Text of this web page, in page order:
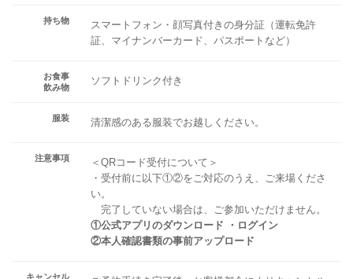
持ち物
スマートフォン・顔写真付きの身分証（運転免許
証、マイナンバーカード、パスポートなど）
お食事
飲み物
ソフトドリンク付き
服装 清潔感のある服装でお越しください。
注意事項
＜QRコード受付について＞
・受付前に以下①②をご対応のうえ、ご来場くださ
い。
完了していない場合は、ご参加いただけません。
①公式アプリのダウンロード ・ログイン
②本人確認書類の事前アップロード
キャンセル